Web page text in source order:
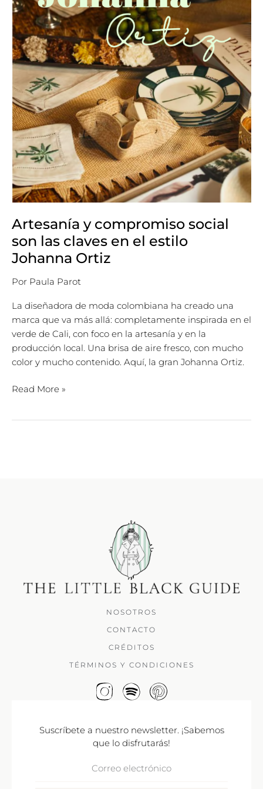
Artesanía y compromiso social
son las claves en el estilo
Johanna Ortiz
Por Paula Parot
La diseñadora de moda colombiana ha creado una
marca que va más allá: completamente inspirada en el
verde de Cali, con foco en la artesanía y en la
producción local. Una brisa de aire fresco, con mucho
color y mucho contenido. Aquí, la gran Johanna Ortiz.
en
el
estilo
Johanna
Ortiz
Read More »
NOSOTROS
CONTACTO
CRÉDITOS
TÉRMINOS Y CONDICIONES
Suscríbete a nuestro newsletter. ¡Sabemos
que lo disfrutarás!